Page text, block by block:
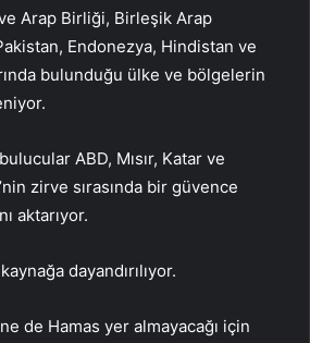
Arap Birliği, Birleşik Arap
Endonezya, Hindistan ve
bulunduğu ülke ve bölgelerin
ABD, Mısır, Katar ve
zirve sırasında bir güvence
aktarıyor.
dayandırılıyor.
de Hamas yer almayacağı için